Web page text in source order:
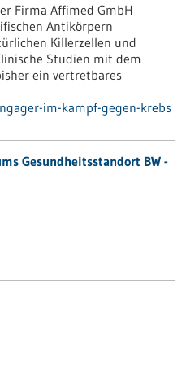
Firma Affimed GmbH
Antikörpern
Killerzellen und
Studien mit dem
ein vertretbares
im-kampf-gegen-krebs
Gesundheitsstandort BW -